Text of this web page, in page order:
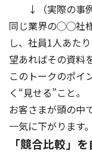
↓（実際の事例
同じ業界の◯◯社様
し、社員1人あた
望あればその資料
このトークのポイ
く“見せる”こと。
お客さまが頭の中
一気に下がります。
「競合比較」